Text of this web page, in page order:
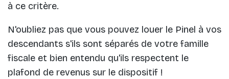
à ce critère.
N'oubliez pas que vous pouvez louer le Pinel à vos
descendants s'ils sont séparés de votre famille
fiscale et bien entendu qu'ils respectent le
plafond de revenus sur le dispositif !